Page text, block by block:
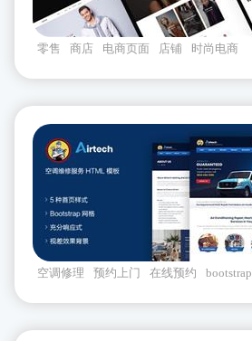
零售 商店 电商页面 店铺 时尚电商
空调修理 预约上门 在线预约 bootstrap